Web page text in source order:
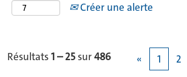
Créer une alerte
Résultats1 – 25 sur486 « 1 2